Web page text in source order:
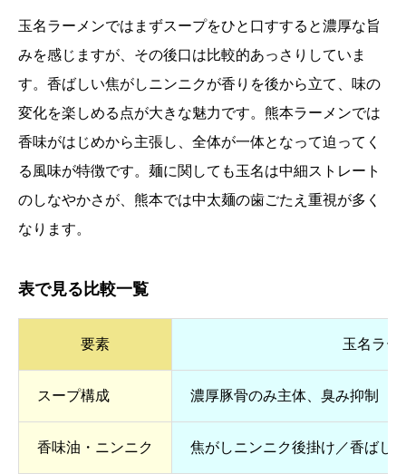
玉名ラーメンではまずスープをひと口すすると濃厚な旨
みを感じますが、その後口は比較的あっさりしていま
す。香ばしい焦がしニンニクが香りを後から立て、味の
変化を楽しめる点が大きな魅力です。熊本ラーメンでは
香味がはじめから主張し、全体が一体となって迫ってく
る風味が特徴です。麺に関しても玉名は中細ストレート
のしなやかさが、熊本では中太麺の歯ごたえ重視が多く
なります。
表で見る比較一覧
要素 玉名ラー
スープ構成 濃厚豚骨のみ主体、臭み抑制
香味油・ニンニク 焦がしニンニク後掛け／香ばし